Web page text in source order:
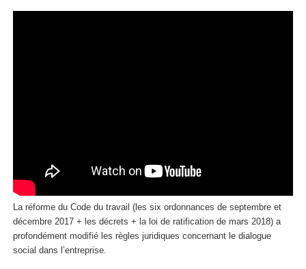
La réforme du Code du travail (les six ordonnances de septembre et
décembre 2017 + les décrets + la loi de ratification de mars 2018) a
profondément modifié les règles juridiques concernant le dialogue
social dans l’entreprise.